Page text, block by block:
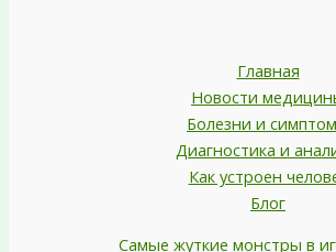
Главная
Новости
Болезни и
Диагностика и
Как устроен
Блог
Самые жуткие монстры в